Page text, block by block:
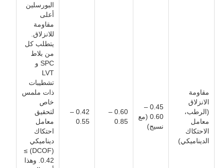
مقاومة
الانزلاق
(الرطب،
معامل
الاحتكاك
الديناميكي)
0.45 –
0.60 (مع
نسيج)
0.60 –
0.85
0.42 –
0.55
البورسلين
أعلى
مقاومة
للانزلاق.
يتطلب كل
من بلاط
SPC و
LVT
تشطيبات
ذات ملمس
خاص
لتحقيق
معامل
احتكاك
ديناميكي
(DCOF) ≥
0.42. وهذا